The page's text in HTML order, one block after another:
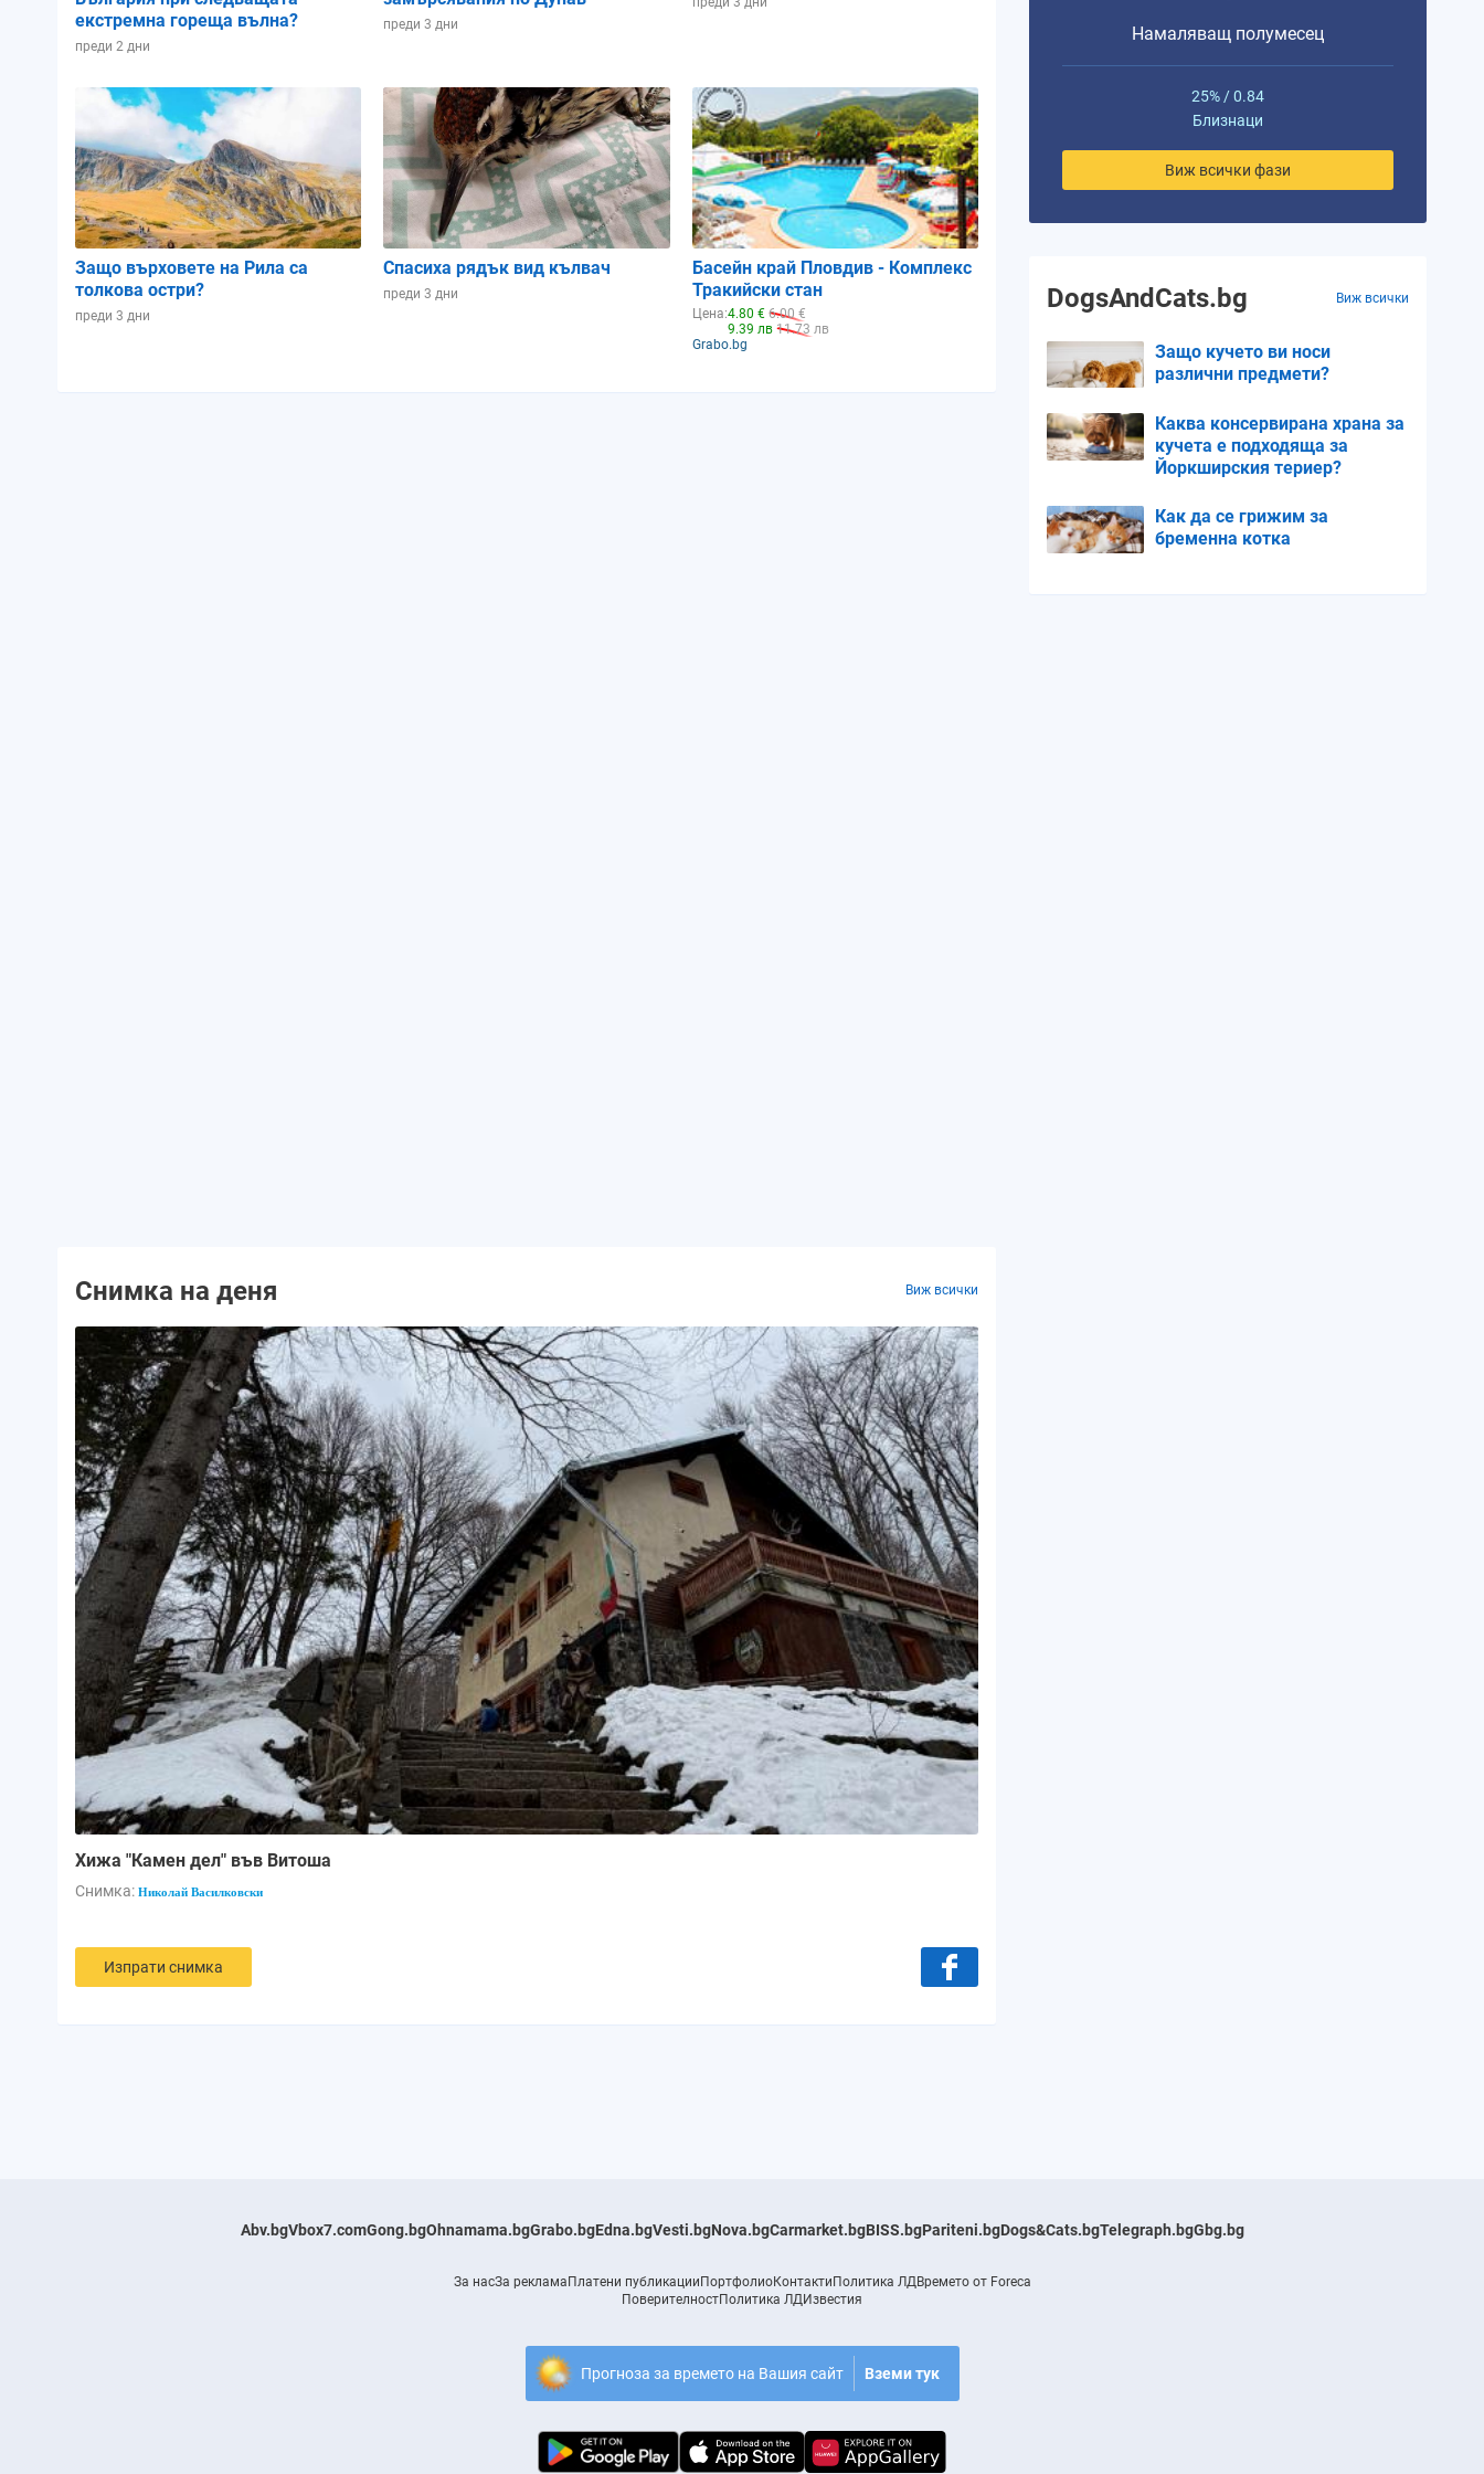
екстремна гореща вълна?
преди 2 дни
преди 3 дни
Защо върховете на Рила са
толкова остри?
преди 3 дни
Спасиха рядък вид кълвач
преди 3 дни
Басейн край Пловдив - Комплекс
Тракийски стан
Цена:4.80 € 6.00 €
9.39 лв 11.73 лв
Grabo.bg
Снимка на деня Виж всички
Хижа "Камен дел" във Витоша
Снимка: Николай Василковски
Изпрати снимка
Намаляващ полумесец
25% / 0.84
Близнаци
Виж всички фази
DogsAndCats.bg Виж всички
Защо кучето ви носи
различни предмети?
Каква консервирана храна за
кучета е подходяща за
Йоркширския териер?
Как да се грижим за
бременна котка
Abv.bgVbox7.comGong.bgOhnamama.bgGrabo.bgEdna.bgVesti.bgNova.bgCarmarket.bgBISS.bgPariteni.bgDogs&Cats.bgTelegraph.bgGbg.bg
За насЗа рекламаПлатени публикацииПортфолиоКонтактиПолитика ЛДВремето от Foreca
ПоверителностПолитика ЛДИзвестия
Прогноза за времето на Вашия сайт Вземи тук